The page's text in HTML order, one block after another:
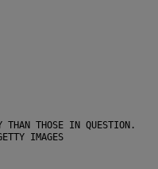
THAN THOSE IN QUESTION.
IMAGES